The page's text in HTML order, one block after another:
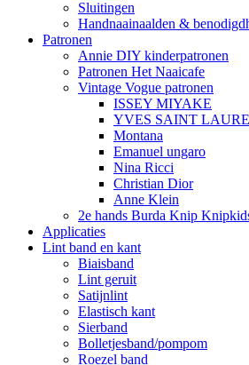
Sluitingen
Handnaainaalden &
Patronen
Annie DIY kinderpatronen
Patronen Het Naaicafe
Vintage Vogue patronen
ISSEY MIYAKE
YVES SAINT
Montana
Emanuel ungaro
Nina Ricci
Christian Dior
Anne Klein
2e hands Burda Knip
Applicaties
Lint band en kant
Biaisband
Lint geruit
Satijnlint
Elastisch kant
Sierband
Bolletjesband/pompom
Roezel band